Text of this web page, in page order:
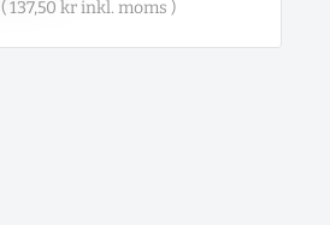
(137,50 krinkl. moms )